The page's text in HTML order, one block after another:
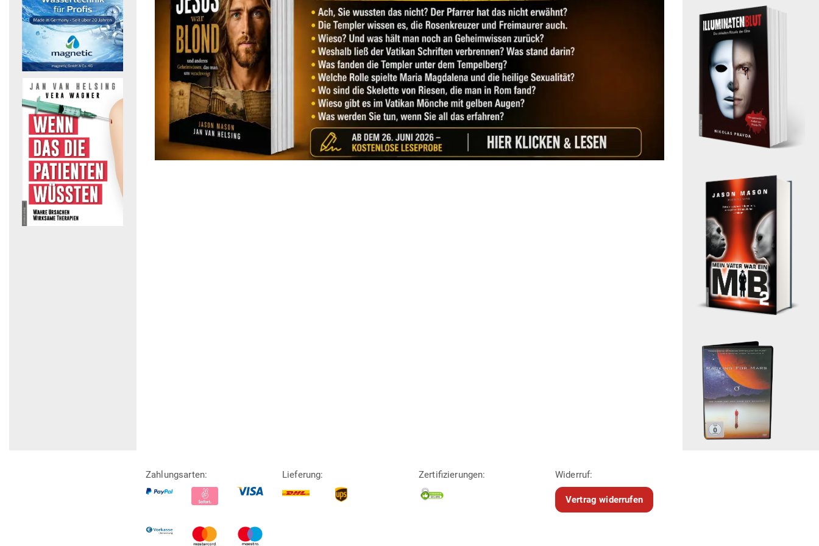
Zahlungsarten: Lieferung: Zertifizierungen: Widerruf:
Vertrag widerrufen